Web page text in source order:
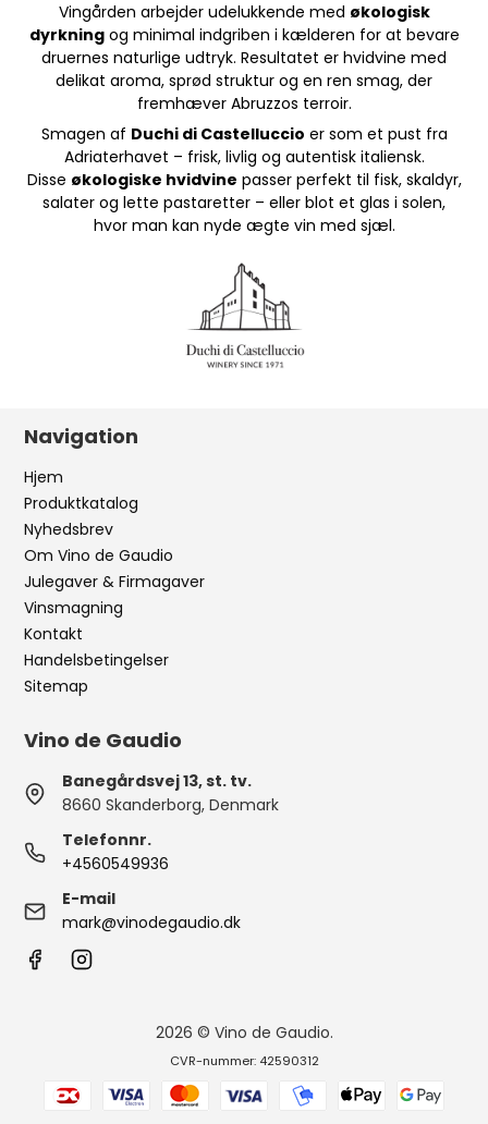
Vingården arbejder udelukkende med økologisk
dyrkningog minimal indgriben i kælderen for at bevare
druernes naturlige udtryk. Resultatet er hvidvine med
delikat aroma, sprød struktur og en ren smag, der
fremhæver Abruzzos terroir.
Smagen af Duchi di Castelluccio er som et pust fra
Adriaterhavet – frisk, livlig og autentisk italiensk.
Disse økologiske hvidvine passer perfekt til fisk, skaldyr,
salater og lette pastaretter – eller blot et glas i solen,
hvor man kan nyde ægte vin med sjæl.
Navigation
Hjem
Produktkatalog
Nyhedsbrev
Om Vino de Gaudio
Julegaver & Firmagaver
Vinsmagning
Kontakt
Handelsbetingelser
Sitemap
Vino de Gaudio
Banegårdsvej 13, st. tv.
8660 Skanderborg, Denmark
Telefonnr.
+4560549936
E-mail
mark@vinodegaudio.dk
2026 © Vino de Gaudio.
CVR-nummer: 42590312